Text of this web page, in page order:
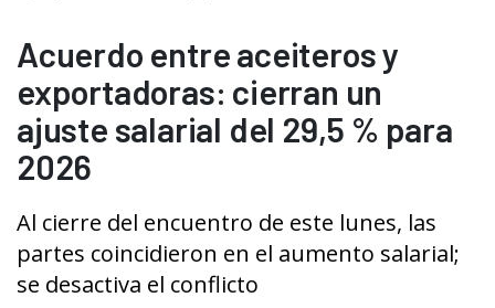
Acuerdo entre aceiteros y
exportadoras: cierran un
ajuste salarial del 29,5 % para
2026
Al cierre del encuentro de este lunes, las
partes coincidieron en el aumento salarial;
se desactiva el conflicto